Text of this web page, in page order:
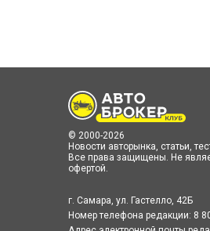
© 2000-2026
Новости авторынка, статьи,
Все права защищены. Не
офертой.
г. Самара, ул. Гастелло, 42Б
Номер телефона редакции: 8